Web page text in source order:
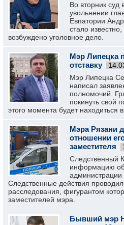
Во вторник
увольнении
Евпатории
стало
возбуждено уголовное дело.
Мэр Липецка
отставку
Мэр Липецка
написал
полномочий.
покинуть свой
этого момента будет находиться в
Мэра Рязани
отношении
заместителя
Следственный
информацию об
администрации
Следственные действия
расследования, фигурантом
заместителей мэра.
Бывший мэр